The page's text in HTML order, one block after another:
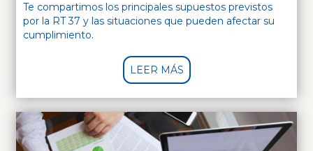
Te compartimos los principales supuestos previstos
por la RT 37 y las situaciones que pueden afectar su
cumplimiento.
LEER MÁS